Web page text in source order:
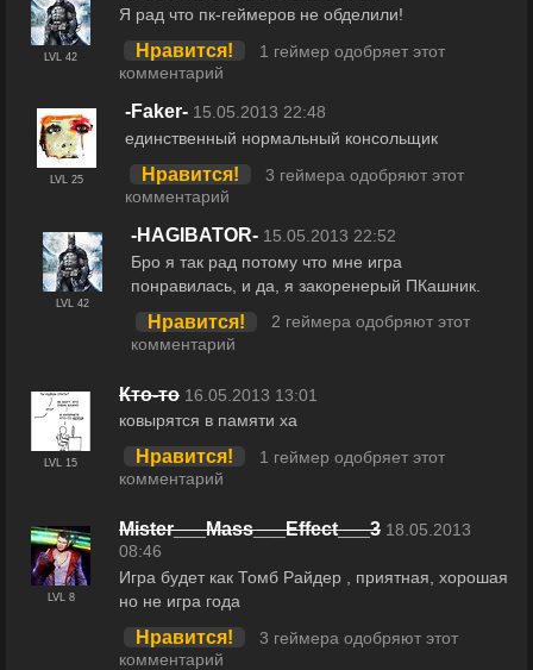
LVL 42
Я рад что пк-геймеров не обделили!
Нравится!
1 геймер одобряет этот
комментарий
LVL 25
-Faker- 15.05.2013 22:48
единственный нормальный консольщик
Нравится!
3 геймера одобряют этот
комментарий
LVL 42
-HAGIBATOR- 15.05.2013 22:52
Бро я так рад потому что мне игра
понравилась, и да, я закоренерый ПКашник.
Нравится!
2 геймера одобряют этот
комментарий
LVL 15
Кто-то 16.05.2013 13:01
ковырятся в памяти ха
Нравится!
1 геймер одобряет этот
комментарий
LVL 8
Mister___Mass___Effect___3 18.05.2013
08:46
Игра будет как Томб Райдер , приятная, хорошая
но не игра года
Нравится!
3 геймера одобряют этот
комментарий